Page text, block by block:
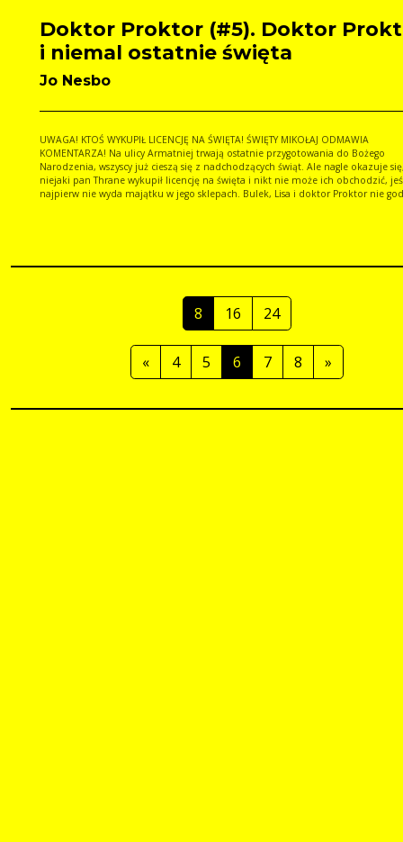
Doktor Proktor (#5). Doktor
i niemal ostatnie święta
Jo Nesbo
UWAGA! KTOŚ WYKUPIŁ LICENCJĘ NA ŚWIĘTA! ŚWIĘTY MIKOŁAJ ODMAWIA
KOMENTARZA! Na ulicy Armatniej trwają ostatnie przygotowania do Bożego
Narodzenia, wszyscy już cieszą się z nadchodzących świąt. Ale nagle okazuje
niejaki pan Thrane wykupił licencję na święta i nikt nie może ich obchodzić,
najpierw nie wyda majątku w jego sklepach. Bulek, Lisa i doktor Proktor nie
8 16 24
« 4 5 6 7 8 »